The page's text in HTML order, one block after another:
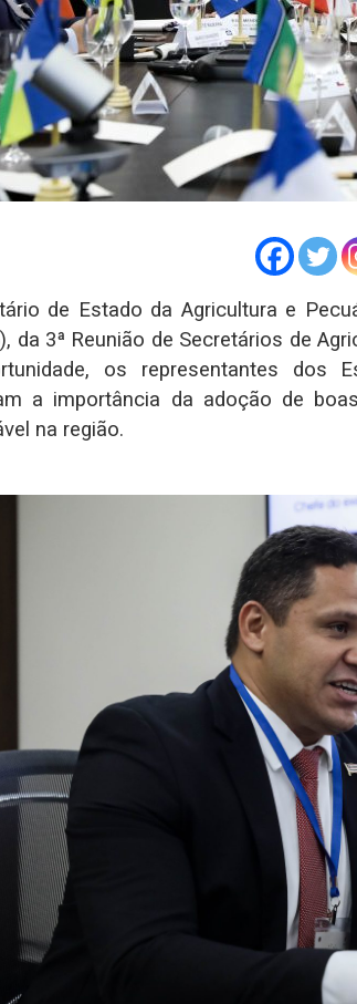
de Estado da Agricultura e
da 3ª Reunião de Secretários de
os representantes dos
a importância da adoção de
na região.